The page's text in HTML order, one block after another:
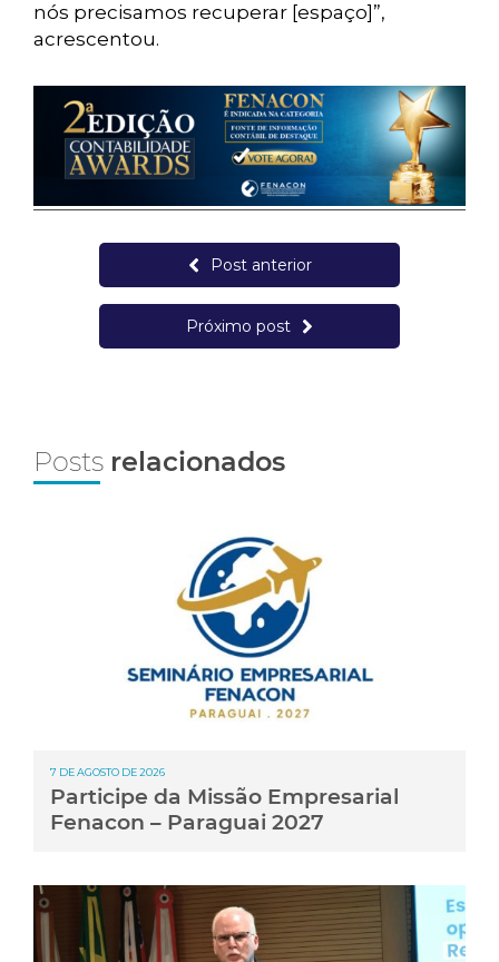
nós precisamos recuperar [espaço]”,
acrescentou.
Post anterior
Próximo post
Posts relacionados
7 DE AGOSTO DE 2026
Participe da Missão Empresarial
Fenacon – Paraguai 2027